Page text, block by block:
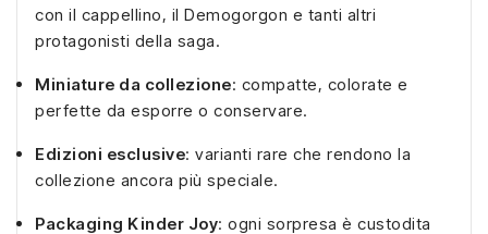
con il cappellino, il Demogorgon e tanti altri
protagonisti della saga.
Miniature da collezione: compatte, colorate e
perfette da esporre o conservare.
Edizioni esclusive: varianti rare che rendono la
collezione ancora più speciale.
Packaging Kinder Joy: ogni sorpresa è custodita